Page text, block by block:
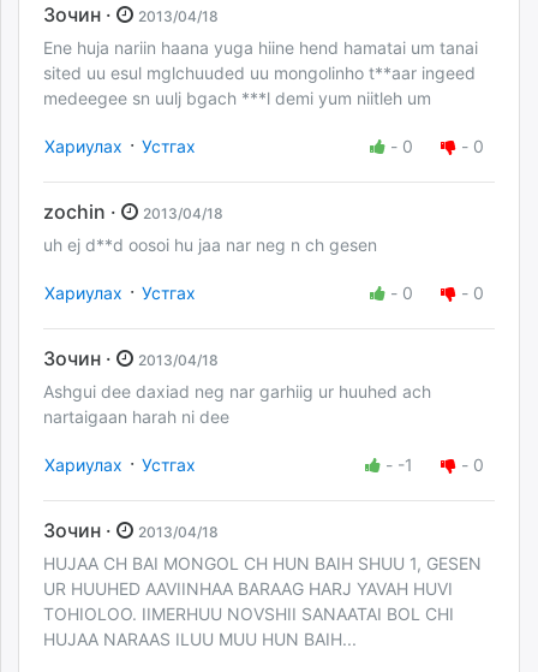
Зочин · 2013/04/18
Ene huja nariin haana yuga hiine hend hamatai um tanai
sited uu esul mglchuuded uu mongolinho t**aar ingeed
medeegee sn uulj bgach ***l demi yum niitleh um
Хариулах · Устгах - 0 - 0
zochin · 2013/04/18
uh ej d**d oosoi hu jaa nar neg n ch gesen
Хариулах · Устгах - 0 - 0
Зочин · 2013/04/18
Ashgui dee daxiad neg nar garhiig ur huuhed ach
nartaigaan harah ni dee
Хариулах · Устгах - -1 - 0
Зочин · 2013/04/18
HUJAA CH BAI MONGOL CH HUN BAIH SHUU 1, GESEN
UR HUUHED AAVIINHAA BARAAG HARJ YAVAH HUVI
TOHIOLOO. IIMERHUU NOVSHII SANAATAI BOL CHI
HUJAA NARAAS ILUU MUU HUN BAIH...